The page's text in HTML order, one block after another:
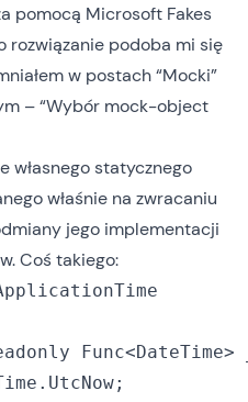
pomocą Microsoft Fakes
rozwiązanie podoba mi się
w postach “Mocki”
– “Wybór mock-object
własnego statycznego
właśnie na zwracaniu
jego implementacji
Coś takiego:
Func<DateTime>